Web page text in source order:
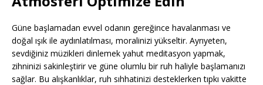
Güne başlamadan evvel odanın gereğince havalanması ve
doğal ışık ile aydınlatılması, moralinizi yükseltir. Ayrıyeten,
sevdiğiniz müzikleri dinlemek yahut meditasyon yapmak,
zihninizi sakinleştirir ve güne olumlu bir ruh haliyle başlamanızı
sağlar. Bu alışkanlıklar, ruh sıhhatinizi desteklerken tıpkı vakitte